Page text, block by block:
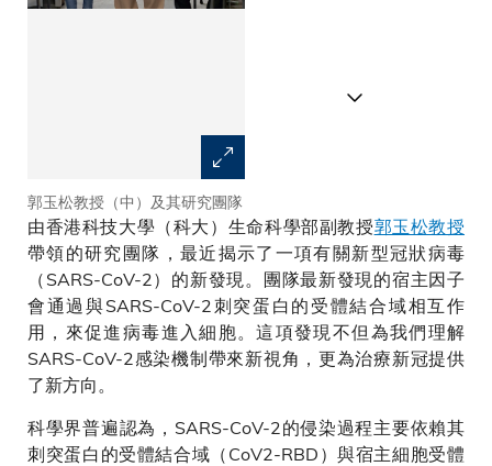
郭玉松教授（中）及其研究團隊
式圖
由香港科技大學（科大）生命科學部副教授郭玉松教授
帶領的研究團隊，最近揭示了一項有關新型冠狀病毒
（SARS-CoV-2）的新發現。團隊最新發現的宿主因子
會通過與SARS-CoV-2刺突蛋白的受體結合域相互作
用，來促進病毒進入細胞。這項發現不但為我們理解
SARS-CoV-2感染機制帶來新視角，更為治療新冠提供
了新方向。
科學界普遍認為，SARS-CoV-2的侵染過程主要依賴其
刺突蛋白的受體結合域（CoV2-RBD）與宿主細胞受體